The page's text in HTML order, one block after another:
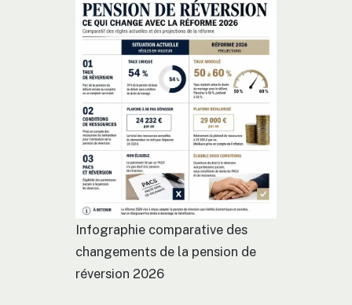
Infographie comparative des
changements de la pension de
réversion 2026